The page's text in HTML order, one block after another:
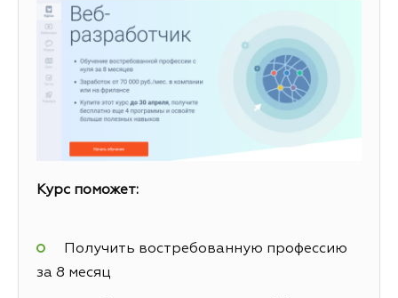
Курс поможет:
Получить востребованную профессию
за 8 месяц